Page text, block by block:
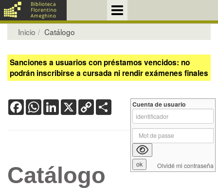
Inicio Catálogo
Sanciones a usuarios con préstamos vencidos: no
podrán inscribirse a cursada ni rendir exámenes finales
FacebookWhatsApp
LinkedIn
X Copy
Link
Catálogo
Cuenta de usuario
Olvidé mi contraseña